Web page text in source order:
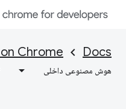
Docs
Chrome
هوش مصنوعی داخلی